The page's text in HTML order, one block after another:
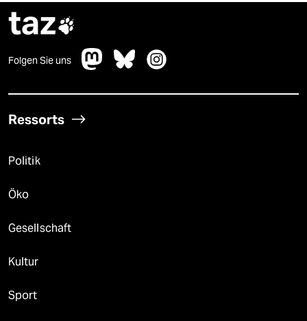
taz
Folgen Sie uns
Ressorts
Politik
Öko
Gesellschaft
Kultur
Sport